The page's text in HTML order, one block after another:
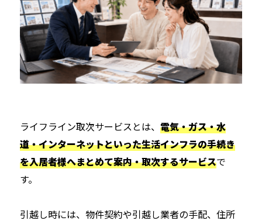
ライフライン取次サービスとは、 電気・ガス・水
道・インターネットといった生活インフラの手続き
を入居者様へまとめて案内・取次するサービスで
す。
引越し時には、物件契約や引越し業者の手配、住所